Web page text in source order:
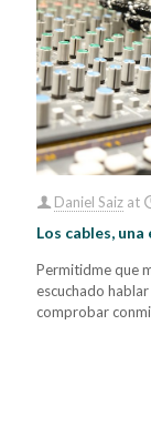
Daniel Saiz at
Los cables,
Permitidme que
escuchado
comprobar